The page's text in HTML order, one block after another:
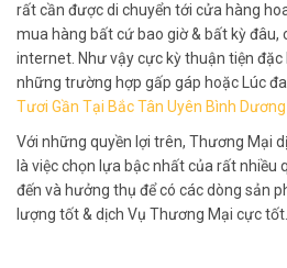
rất cần được di chuyển tới cửa hàng
mua hàng bất cứ bao giờ & bất kỳ đâu,
internet. Như vậy cực kỳ thuận tiện
những trường hợp gấp gáp hoặc Lúc
Tươi Gần Tại Bắc Tân Uyên Bình Dương
Với những quyền lợi trên, Thương Mại
là việc chọn lựa bậc nhất của rất nhiều
đến và hưởng thụ để có các dòng sản
lượng tốt & dịch Vụ Thương Mại cực tốt.